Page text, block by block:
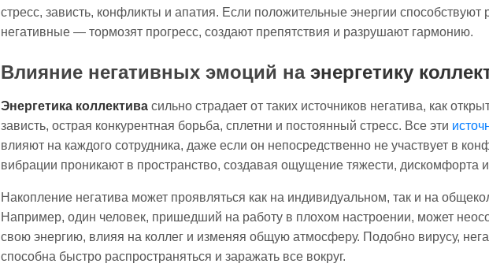
стресс, зависть, конфликты и апатия. Если положительные энергии способствуют
негативные — тормозят прогресс, создают препятствия и разрушают гармонию.
Влияние негативных эмоций на энергетику
Энергетика коллектива сильно страдает от таких источников негатива, как
зависть, острая конкурентная борьба, сплетни и постоянный стресс. Все эти
влияют на каждого сотрудника, даже если он непосредственно не участвует в
вибрации проникают в пространство, создавая ощущение тяжести, дискомфорта
Накопление негатива может проявляться как на индивидуальном, так и на
Например, один человек, пришедший на работу в плохом настроении, может
свою энергию, влияя на коллег и изменяя общую атмосферу. Подобно вирусу,
способна быстро распространяться и заражать все вокруг.